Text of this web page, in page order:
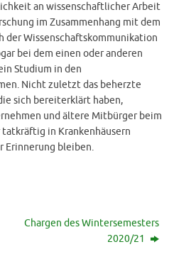
an wissenschaftlicher Arbeit
im Zusammenhang mit dem
der Wissenschaftskommunikation
bei dem einen oder anderen
Studium in den
Nicht zuletzt das beherzte
sich bereiterklärt haben,
und ältere Mitbürger beim
in Krankenhäusern
Erinnerung bleiben.
Chargen des Wintersemesters
2020/21